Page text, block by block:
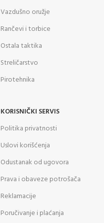
Vazdušno oružje
Rančevi i torbice
Ostala taktika
Streličarstvo
Pirotehnika
KORISNIČKI SERVIS
Politika privatnosti
Uslovi korišćenja
Odustanak od ugovora
Prava i obaveze potrošača
Reklamacije
Poručivanje i plaćanja